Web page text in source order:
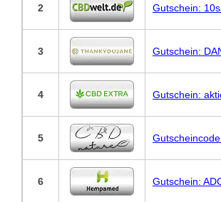
2 Gutschein:
3 Gutschein:
4 Gutschein:
5
6 Gutschein: